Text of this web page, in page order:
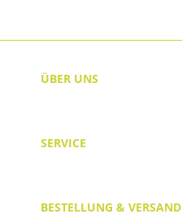
ÜBER UNS
SERVICE
BESTELLUNG & VERSAND